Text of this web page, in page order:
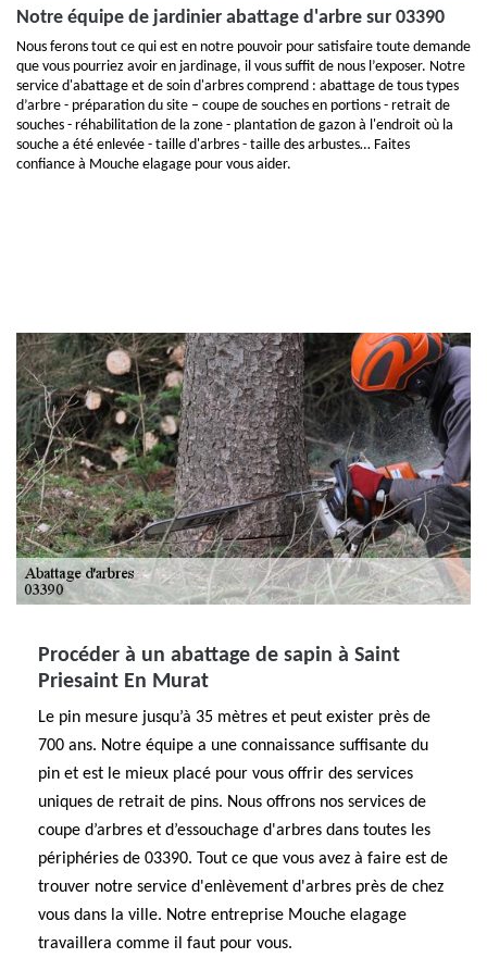
Notre équipe de jardinier abattage d'arbre sur 03390
Nous ferons tout ce qui est en notre pouvoir pour satisfaire toute demande
que vous pourriez avoir en jardinage, il vous suffit de nous l’exposer. Notre
service d'abattage et de soin d'arbres comprend : abattage de tous types
d’arbre - préparation du site – coupe de souches en portions - retrait de
souches - réhabilitation de la zone - plantation de gazon à l'endroit où la
souche a été enlevée - taille d'arbres - taille des arbustes… Faites
confiance à Mouche elagage pour vous aider.
Procéder à un abattage de sapin à Saint
Priesaint En Murat
Le pin mesure jusqu’à 35 mètres et peut exister près de
700 ans. Notre équipe a une connaissance suffisante du
pin et est le mieux placé pour vous offrir des services
uniques de retrait de pins. Nous offrons nos services de
coupe d’arbres et d’essouchage d'arbres dans toutes les
périphéries de 03390. Tout ce que vous avez à faire est de
trouver notre service d'enlèvement d'arbres près de chez
vous dans la ville. Notre entreprise Mouche elagage
travaillera comme il faut pour vous.